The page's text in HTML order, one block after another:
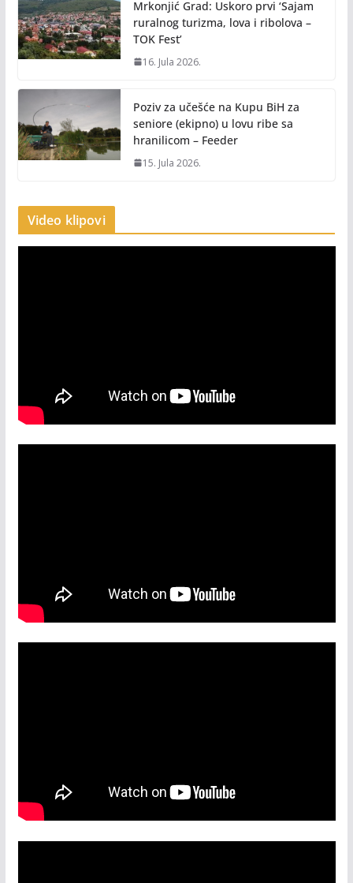
Mrkonjić Grad: Uskoro prvi ‘Sajam
ruralnog turizma, lova i ribolova –
TOK Fest’
16. Jula 2026.
Poziv za učešće na Kupu BiH za
seniore (ekipno) u lovu ribe sa
hranilicom – Feeder
15. Jula 2026.
Video klipovi